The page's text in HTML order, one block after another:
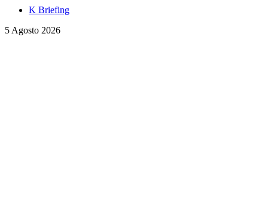
K Briefing
5 Agosto 2026